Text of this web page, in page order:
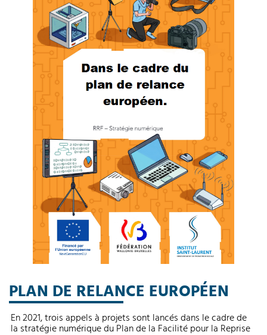
PLAN DE RELANCE EUROPÉEN
En 2021, trois appels à projets sont lancés dans le cadre de
la stratégie numérique du Plan de la Facilité pour la Reprise